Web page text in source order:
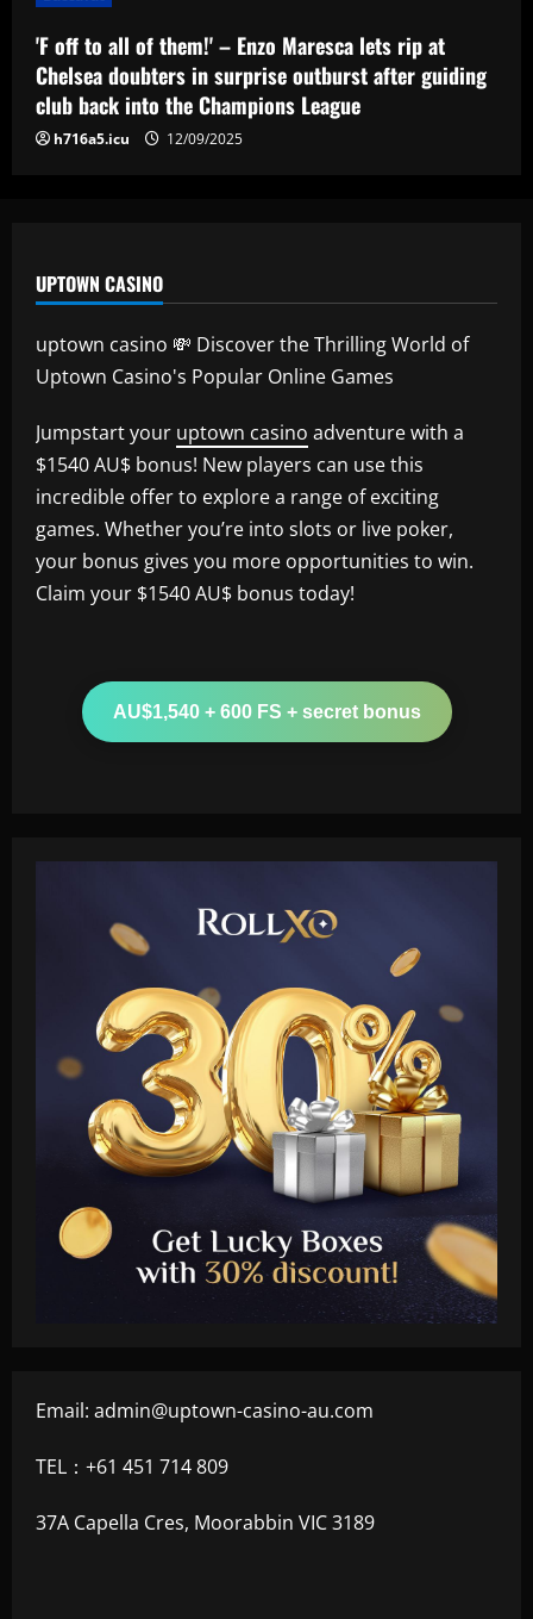
5 12/09/2025
'F off to all of them!' – Enzo Maresca lets rip at
Chelsea doubters in surprise outburst after guiding
club back into the Champions League
h716a5.icu 12/09/2025
UPTOWN CASINO
uptown casino 💸 Discover the Thrilling World of
Uptown Casino's Popular Online Games
Jumpstart your uptown casino adventure with a
$1540 AU$ bonus! New players can use this
incredible offer to explore a range of exciting
games. Whether you’re into slots or live poker,
your bonus gives you more opportunities to win.
Claim your $1540 AU$ bonus today!
AU$1,540 + 600 FS + secret bonus
Email: admin@uptown-casino-au.com
TEL：+61 451 714 809
37A Capella Cres, Moorabbin VIC 3189